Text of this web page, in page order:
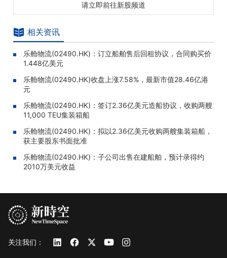
请立即前往新股频道
相关资讯
乐舱物流(02490.HK)：订立船舶售后回租协议，合同购买价
1.448亿美元
乐舱物流(02490.HK)收盘上涨7.58%，最新市值28.46亿港
元
乐舱物流(02490.HK)：签订2.36亿美元造船协议，收购两艘
11,000 TEU集装箱船
乐舱物流(02490.HK)：拟以2.36亿美元收购两艘集装箱船，
获主要股东书面批准
乐舱物流(02490.HK)：子公司出售在建船舶，预计录得约
2010万美元收益
关注我们：